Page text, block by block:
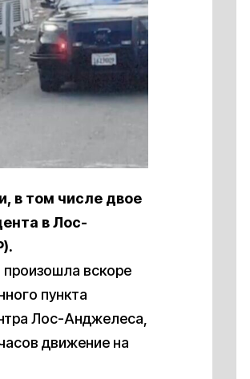
в том числе двое
в Лос-
произошла вскоре
пункта
Лос-Анджелеса,
движение на